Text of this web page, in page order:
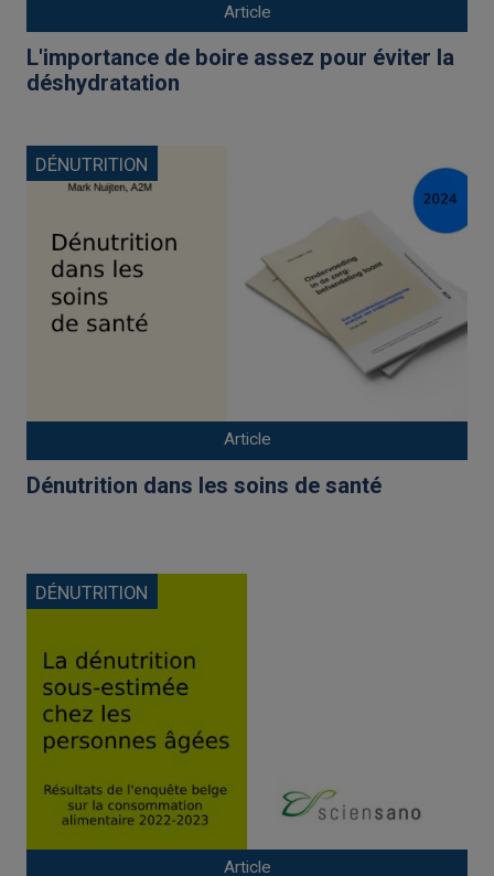
Article
L'importance de boire assez pour éviter la
déshydratation
DÉNUTRITION
Article
Dénutrition dans les soins de santé
DÉNUTRITION
Article